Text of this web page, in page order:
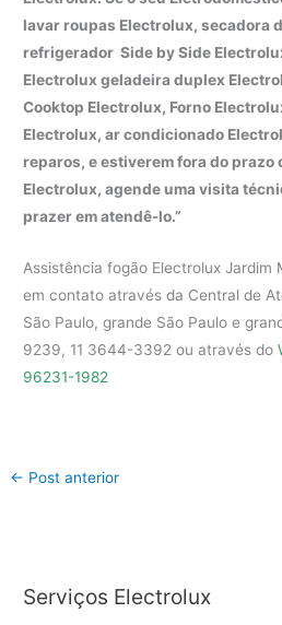
lavar roupas Electrolux, secadora
refrigerador Side by Side
Electrolux geladeira duplex
Cooktop Electrolux, Forno
Electrolux, ar condicionado
reparos, e estiverem fora do prazo
Electrolux, agende uma visita
prazer em atendê-lo.”
Assistência fogão Electrolux Jardim
em contato através da Central de
São Paulo, grande São Paulo e
9239, 11 3644-3392 ou através do
96231-1982
← Post anterior
Serviços Electrolux